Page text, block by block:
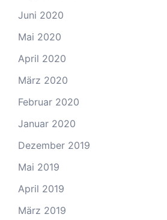
Juni 2020
Mai 2020
April 2020
März 2020
Februar 2020
Januar 2020
Dezember 2019
Mai 2019
April 2019
März 2019